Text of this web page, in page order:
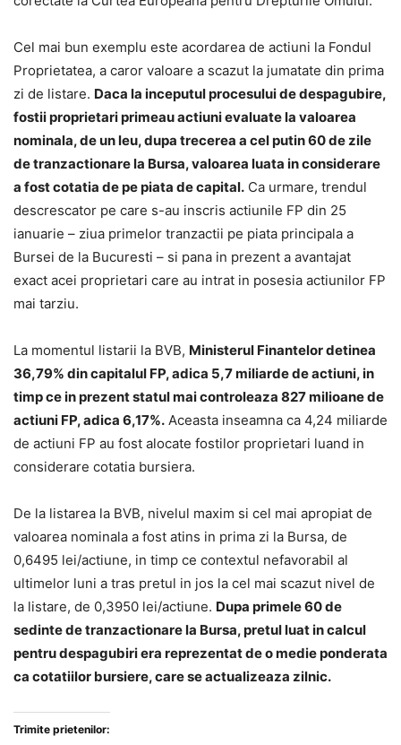
Cel mai bun exemplu este acordarea de actiuni la Fondul
Proprietatea, a caror valoare a scazut la jumatate din prima
zi de listare. Daca la inceputul procesului de despagubire,
fostii proprietari primeau actiuni evaluate la valoarea
nominala, de un leu, dupa trecerea a cel putin 60 de zile
de tranzactionare la Bursa, valoarea luata in considerare
a fost cotatia de pe piata de capital. Ca urmare, trendul
descrescator pe care s-au inscris actiunile FP din 25
ianuarie – ziua primelor tranzactii pe piata principala a
Bursei de la Bucuresti – si pana in prezent a avantajat
exact acei proprietari care au intrat in posesia actiunilor FP
mai tarziu.
La momentul listarii la BVB, Ministerul Finantelor detinea
36,79% din capitalul FP, adica 5,7 miliarde de actiuni, in
timp ce in prezent statul mai controleaza 827 milioane de
actiuni FP, adica 6,17%. Aceasta inseamna ca 4,24 miliarde
de actiuni FP au fost alocate fostilor proprietari luand in
considerare cotatia bursiera.
De la listarea la BVB, nivelul maxim si cel mai apropiat de
valoarea nominala a fost atins in prima zi la Bursa, de
0,6495 lei/actiune, in timp ce contextul nefavorabil al
ultimelor luni a tras pretul in jos la cel mai scazut nivel de
la listare, de 0,3950 lei/actiune. Dupa primele 60 de
sedinte de tranzactionare la Bursa, pretul luat in calcul
pentru despagubiri era reprezentat de o medie ponderata
ca cotatiilor bursiere, care se actualizeaza zilnic.
Trimite prietenilor: